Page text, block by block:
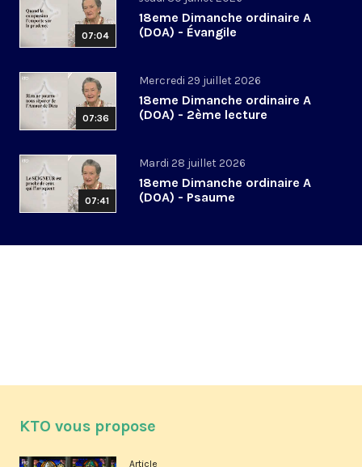
07:04
18eme Dimanche ordinaire A
(DOA) - Évangile
07:36
Mercredi 29 juillet 2026
18eme Dimanche ordinaire A
(DOA) - 2ème lecture
07:41
Mardi 28 juillet 2026
18eme Dimanche ordinaire A
(DOA) - Psaume
KTO vous propose
Article